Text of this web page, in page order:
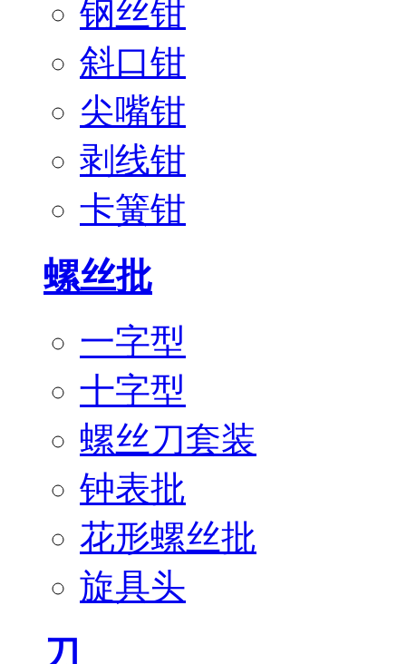
钢丝钳
斜口钳
尖嘴钳
剥线钳
卡簧钳
螺丝批
一字型
十字型
螺丝刀套装
钟表批
花形螺丝批
旋具头
刀